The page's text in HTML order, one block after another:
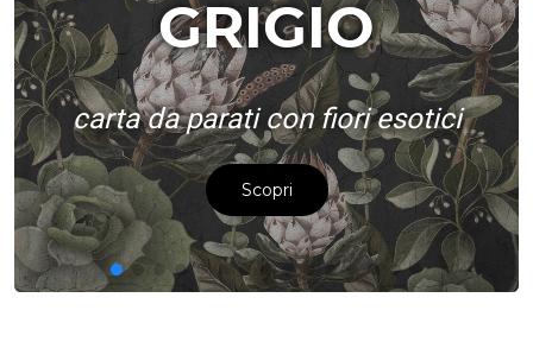
GRIGIO
carta da parati con fiori esotici
Scopri